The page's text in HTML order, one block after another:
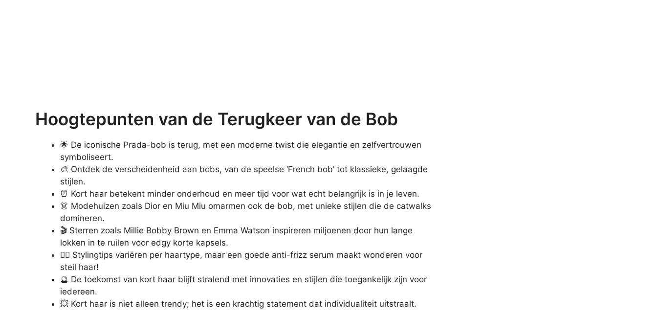
Hoogtepunten van de Terugkeer van de Bob
🌟 De iconische Prada-bob is terug, met een moderne twist die elegantie en zelfvertrouwen
symboliseert.
🎨 Ontdek de verscheidenheid aan bobs, van de speelse ‘French bob’ tot klassieke, gelaagde
stijlen.
⏰ Kort haar betekent minder onderhoud en meer tijd voor wat echt belangrijk is in je leven.
👗 Modehuizen zoals Dior en Miu Miu omarmen ook de bob, met unieke stijlen die de catwalks
domineren.
🎬 Sterren zoals Millie Bobby Brown en Emma Watson inspireren miljoenen door hun lange
lokken in te ruilen voor edgy korte kapsels.
💁‍♀️ Stylingtips variëren per haartype, maar een goede anti-frizz serum maakt wonderen voor
steil haar!
🔮 De toekomst van kort haar blijft stralend met innovaties en stijlen die toegankelijk zijn voor
iedereen.
💥 Kort haar is niet alleen trendy; het is een krachtig statement dat individualiteit uitstraalt.